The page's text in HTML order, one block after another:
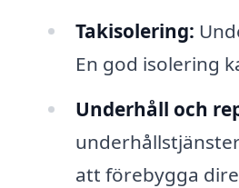
Takisolering:
En god isolering
Underhåll och
att förebygga